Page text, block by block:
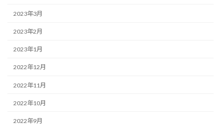
2023年3月
2023年2月
2023年1月
2022年12月
2022年11月
2022年10月
2022年9月